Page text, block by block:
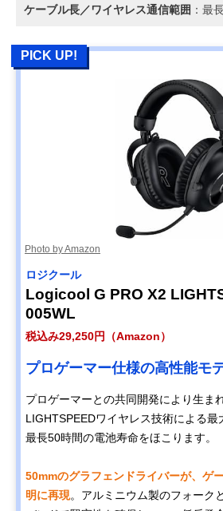
ケーブル長／ワイヤレス通信範囲 ：最
PICK UP!
Photo by Amazon
ロジクール
Logicool G PRO X2
005WL
税込み29,250円（Amazon）
プロゲーマー仕様の高性能モ
プロゲーマーとの共同開発により生ま
LIGHTSPEEDワイヤレス技術による最
最長50時間の電池寿命をほこります。
50mmのグラフェンドライバーが、ゲ
明に再現。アルミニウム製のフォーク